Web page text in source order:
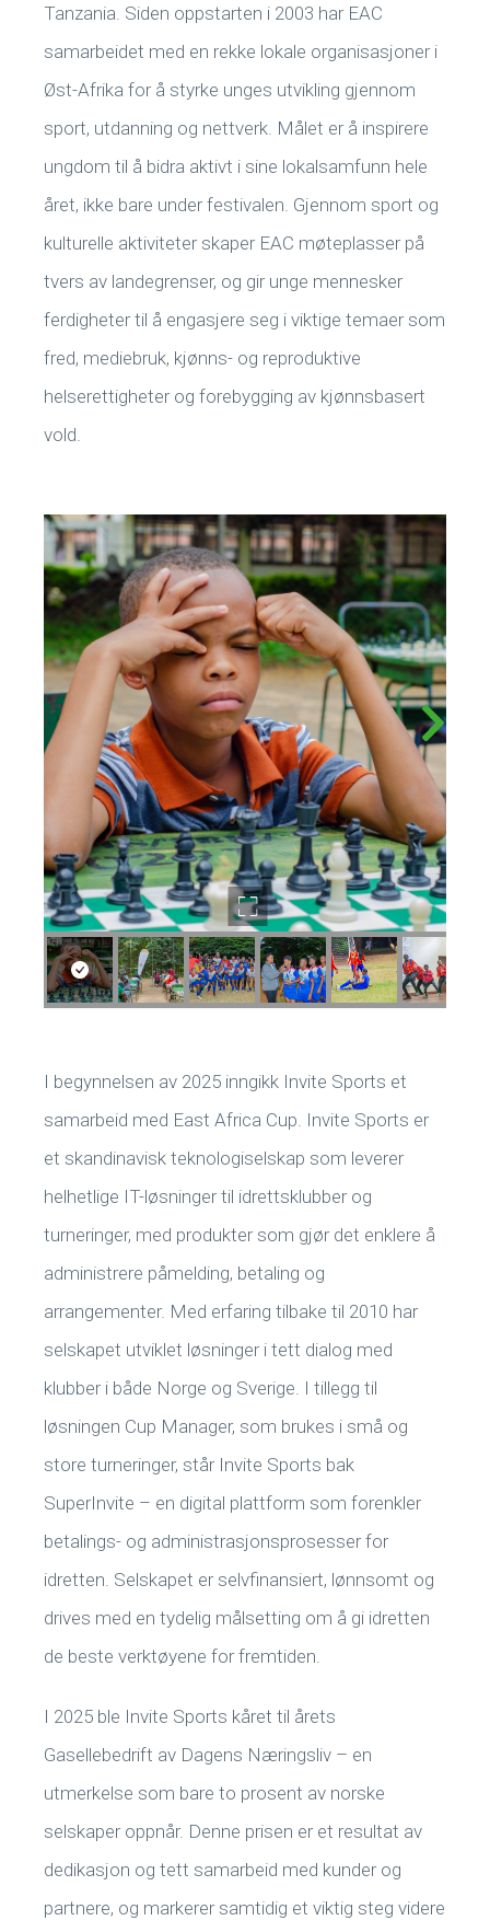
Tanzania. Siden oppstarten i 2003 har EAC
samarbeidet med en rekke lokale organisasjoner i
Øst-Afrika for å styrke unges utvikling gjennom
sport, utdanning og nettverk. Målet er å inspirere
ungdom til å bidra aktivt i sine lokalsamfunn hele
året, ikke bare under festivalen. Gjennom sport og
kulturelle aktiviteter skaper EAC møteplasser på
tvers av landegrenser, og gir unge mennesker
ferdigheter til å engasjere seg i viktige temaer som
fred, mediebruk, kjønns- og reproduktive
helserettigheter og forebygging av kjønnsbasert
vold.
I begynnelsen av 2025 inngikk Invite Sports et
samarbeid med East Africa Cup. Invite Sports er
et skandinavisk teknologiselskap som leverer
helhetlige IT-løsninger til idrettsklubber og
turneringer, med produkter som gjør det enklere å
administrere påmelding, betaling og
arrangementer. Med erfaring tilbake til 2010 har
selskapet utviklet løsninger i tett dialog med
klubber i både Norge og Sverige. I tillegg til
løsningen Cup Manager, som brukes i små og
store turneringer, står Invite Sports bak
SuperInvite – en digital plattform som forenkler
betalings- og administrasjonsprosesser for
idretten. Selskapet er selvfinansiert, lønnsomt og
drives med en tydelig målsetting om å gi idretten
de beste verktøyene for fremtiden.
I 2025 ble Invite Sports kåret til årets
Gasellebedrift av Dagens Næringsliv – en
utmerkelse som bare to prosent av norske
selskaper oppnår. Denne prisen er et resultat av
dedikasjon og tett samarbeid med kunder og
partnere, og markerer samtidig et viktig steg videre